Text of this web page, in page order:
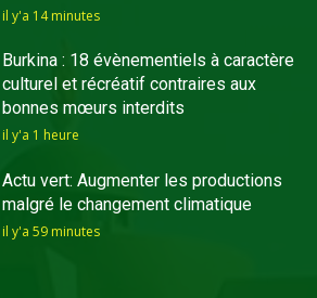
il y'a 14 minutes
Burkina : 18 évènementiels à caractère
culturel et récréatif contraires aux
bonnes mœurs interdits
il y'a 1 heure
Actu vert: Augmenter les productions
malgré le changement climatique
il y'a 59 minutes